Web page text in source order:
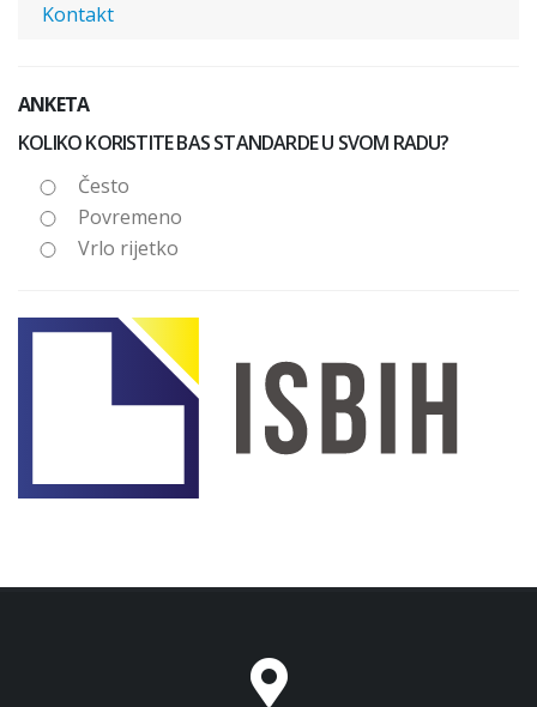
Kontakt
ANKETA
KOLIKO KORISTITE BAS STANDARDE U SVOM RADU?
Često
Povremeno
Vrlo rijetko